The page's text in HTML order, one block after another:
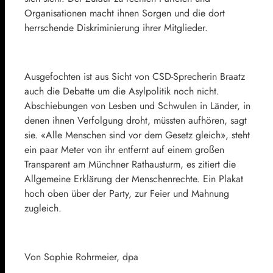
Organisationen macht ihnen Sorgen und die dort
herrschende Diskriminierung ihrer Mitglieder.
Ausgefochten ist aus Sicht von CSD-Sprecherin Braatz
auch die Debatte um die Asylpolitik noch nicht.
Abschiebungen von Lesben und Schwulen in Länder, in
denen ihnen Verfolgung droht, müssten aufhören, sagt
sie. «Alle Menschen sind vor dem Gesetz gleich», steht
ein paar Meter von ihr entfernt auf einem großen
Transparent am Münchner Rathausturm, es zitiert die
Allgemeine Erklärung der Menschenrechte. Ein Plakat
hoch oben über der Party, zur Feier und Mahnung
zugleich.
Von Sophie Rohrmeier, dpa